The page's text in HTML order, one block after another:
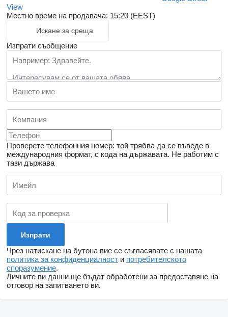
View
Местно време на продавача: 15:20 (EEST)
Искане за среща
Изпрати съобщение
Проверете телефонния номер: той трябва да се въведе в
международния формат, с кода на държавата. Не работим с
тази държава
Чрез натискане на бутона вие се съгласявате с нашата
политика за конфиденциалност и потребителското
споразумение.
Личните ви данни ще бъдат обработени за предоставяне на
отговор на запитването ви.